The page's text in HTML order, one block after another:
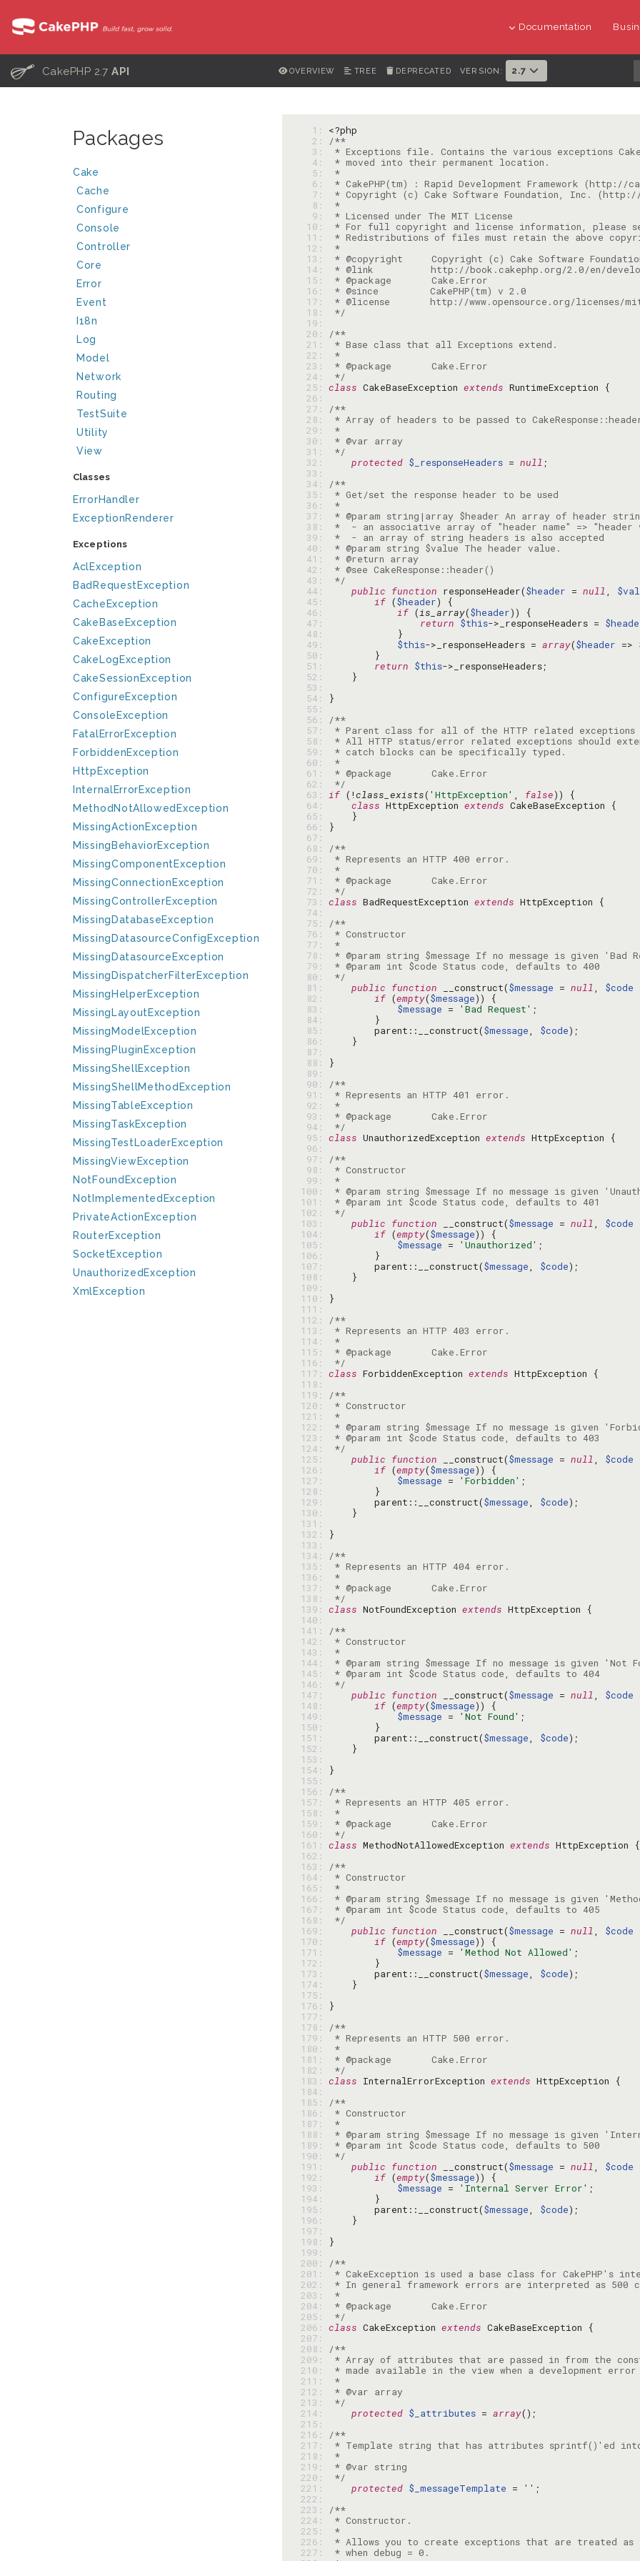
Documentation
C CakePHP 2.7API OVERVIEW TREE DEPRECATED VERSION: 2.7
Packages
Cake
Cache
Configure
Console
Controller
Core
Error
Event
I18n
Log
Model
Network
Routing
TestSuite
Utility
View
Classes
ErrorHandler
ExceptionRenderer
Exceptions
AclException
BadRequestException
CacheException
CakeBaseException
CakeException
CakeLogException
CakeSessionException
ConfigureException
ConsoleException
FatalErrorException
ForbiddenException
HttpException
InternalErrorException
MethodNotAllowedException
MissingActionException
MissingBehaviorException
MissingComponentException
MissingConnectionException
MissingControllerException
MissingDatabaseException
MissingDatasourceConfigException
MissingDatasourceException
MissingDispatcherFilterException
MissingHelperException
MissingLayoutException
MissingModelException
MissingPluginException
MissingShellException
MissingShellMethodException
MissingTableException
MissingTaskException
MissingTestLoaderException
MissingViewException
NotFoundException
NotImplementedException
PrivateActionException
RouterException
SocketException
UnauthorizedException
XmlException
  1:
<?php
  2:
  3:
  4:
  5:
  6:
  7:
  8:
  9:
10:
11:
12:
13:
14:
15:
16:
17:
18:
*/
19:
20:
21:
22:
23:
24:
*/
25: class CakeBaseException extends
26:
27:
28:
29:
30:
31:
*/
32:
protected $_responseHeaders = null
33:
34:
35:
36:
37:
38:
39:
40:
41:
42:
43:
*/
44:
public function responseHeader($header = null,
45:
if ($header
46:
if (is_array($header
47:
return $this->_responseHeaders =
48:
49:
$this->_responseHeaders = array($header =>
50:
51:
return $this
52:
53:
54:
55:
56:
57:
58:
59:
60:
61:
62:
*/
63: if (!class_exists( 'HttpException' , false
64:
class HttpException extends
65:
66:
67:
68:
69:
70:
71:
72:
*/
73: class BadRequestException extends
74:
75:
76:
77:
78:
79:
80:
*/
81:
public function __construct($message = null, $code
82:
if (empty($message
83:
$message = 'Bad Request'
84:
85:
        parent::__construct(
$message, $code
86:
87:
88:
89:
90:
91:
92:
93:
94:
*/
95: class UnauthorizedException extends
96:
97:
98:
99:
100:
101:
102:
*/
103:
public function __construct($message = null, $code
104:
if (empty($message
105:
$message = 'Unauthorized'
106:
107:
        parent::__construct(
$message, $code
108:
109:
110:
111:
112:
113:
114:
115:
116:
*/
117: class ForbiddenException extends
118:
119:
120:
121:
122:
123:
124:
*/
125:
public function __construct($message = null, $code
126:
if (empty($message
127:
$message = 'Forbidden'
128:
129:
        parent::__construct(
$message, $code
130:
131:
132:
133:
134:
135:
136:
137:
138:
*/
139: class NotFoundException extends
140:
141:
142:
143:
144:
145:
146:
*/
147:
public function __construct($message = null, $code
148:
if (empty($message
149:
$message = 'Not Found'
150:
151:
        parent::__construct(
$message, $code
152:
153:
154:
155:
156:
157:
158:
159:
160:
*/
161: class MethodNotAllowedException extends
162:
163:
164:
165:
166:
167:
168:
*/
169:
public function __construct($message = null, $code
170:
if (empty($message
171:
$message = 'Method Not Allowed'
172:
173:
        parent::__construct(
$message, $code
174:
175:
176:
177:
178:
179:
180:
181:
182:
*/
183: class InternalErrorException extends
184:
185:
186:
187:
188:
189:
190:
*/
191:
public function __construct($message = null, $code
192:
if (empty($message
193:
$message = 'Internal Server Error'
194:
195:
        parent::__construct(
$message, $code
196:
197:
198:
199:
200:
201:
202:
203:
204:
205:
*/
206: class CakeException extends
207:
208:
209:
210:
211:
212:
213:
*/
214:
protected $_attributes = array
215:
216:
217:
218:
219:
220:
*/
221:
protected $_messageTemplate = ''
222:
223:
224:
225:
226:
227: